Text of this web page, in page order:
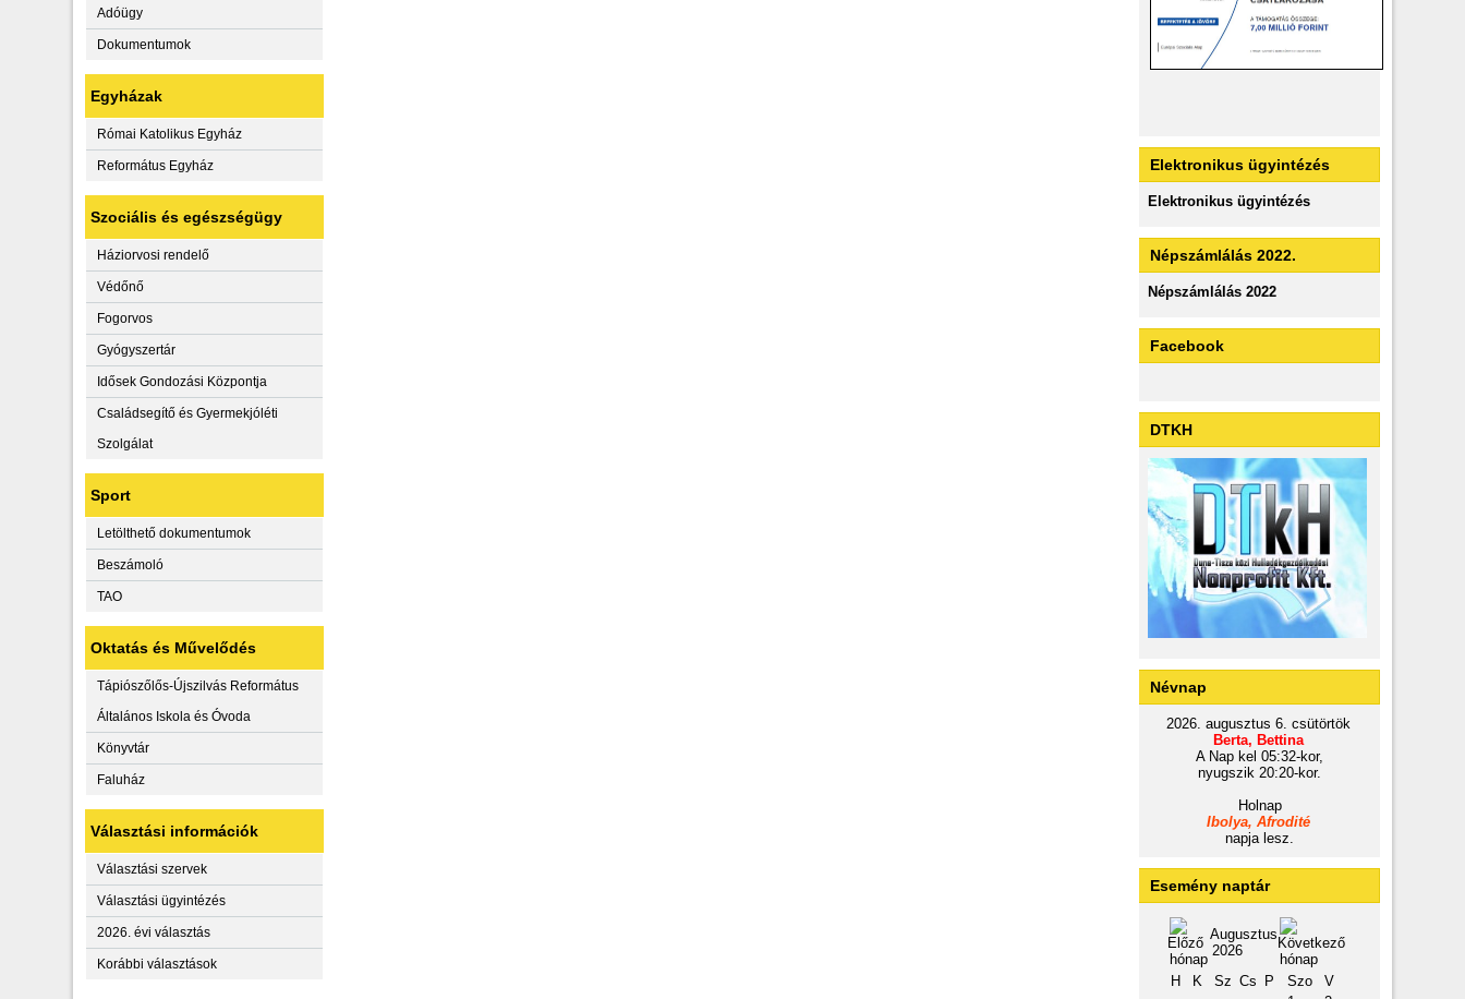
Adóügy
Dokumentumok
Egyházak
Római Katolikus Egyház
Református Egyház
Szociális és egészségügy
Háziorvosi rendelő
Védőnő
Fogorvos
Gyógyszertár
Idősek Gondozási Központja
Családsegítő és Gyermekjóléti
Szolgálat
Sport
Letölthető dokumentumok
Beszámoló
TAO
Oktatás és Művelődés
Tápiószőlős-Újszilvás Református
Általános Iskola és Óvoda
Könyvtár
Faluház
Választási információk
Választási szervek
Választási ügyintézés
2026. évi választás
Korábbi választások
Elektronikus ügyintézés
Elektronikus ügyintézés
Népszámlálás 2022.
Népszámlálás 2022
Facebook
DTKH
Névnap
2026. augusztus 6. csütörtök
Berta, Bettina
A Nap kel 05:32-kor,
nyugszik 20:20-kor.
Holnap
Ibolya, Afrodité
napja lesz.
Esemény naptár
Augusztus
2026
H
K Sz Cs P Szo
V